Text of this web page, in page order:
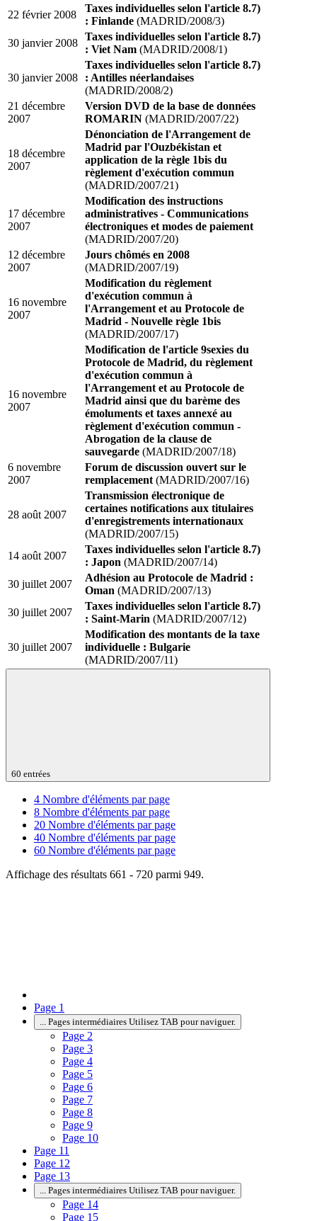
22 février 2008
Taxes individuelles selon l'article 8.7)
: Finlande (MADRID/2008/3)
30 janvier 2008
Taxes individuelles selon l'article 8.7)
: Viet Nam (MADRID/2008/1)
30 janvier 2008
Taxes individuelles selon l'article 8.7)
: Antilles néerlandaises
(MADRID/2008/2)
21 décembre
2007
Version DVD de la base de données
ROMARIN (MADRID/2007/22)
18 décembre
2007
Dénonciation de l'Arrangement de
Madrid par l'Ouzbékistan et
application de la règle 1bis du
règlement d'exécution commun
(MADRID/2007/21)
17 décembre
2007
Modification des instructions
administratives - Communications
électroniques et modes de paiement
(MADRID/2007/20)
12 décembre
2007
Jours chômés en 2008
(MADRID/2007/19)
16 novembre
2007
Modification du règlement
d'exécution commun à
l'Arrangement et au Protocole de
Madrid - Nouvelle règle 1bis
(MADRID/2007/17)
16 novembre
2007
Modification de l'article 9sexies du
Protocole de Madrid, du règlement
d'exécution commun à
l'Arrangement et au Protocole de
Madrid ainsi que du barème des
émoluments et taxes annexé au
règlement d'exécution commun -
Abrogation de la clause de
sauvegarde (MADRID/2007/18)
6 novembre
2007
Forum de discussion ouvert sur le
remplacement (MADRID/2007/16)
28 août 2007
Transmission électronique de
certaines notifications aux titulaires
d'enregistrements internationaux
(MADRID/2007/15)
14 août 2007
Taxes individuelles selon l'article 8.7)
: Japon (MADRID/2007/14)
30 juillet 2007
Adhésion au Protocole de Madrid :
Oman (MADRID/2007/13)
30 juillet 2007
Taxes individuelles selon l'article 8.7)
: Saint-Marin (MADRID/2007/12)
30 juillet 2007
Modification des montants de la taxe
individuelle : Bulgarie
(MADRID/2007/11)
60 entrées
4 Nombre d'éléments par page
8 Nombre d'éléments par page
20 Nombre d'éléments par page
40 Nombre d'éléments par page
60 Nombre d'éléments par page
Affichage des résultats 661 - 720 parmi 949.
Page 1
Pages intermédiaires Utilisez TAB pour naviguer.
Page 2
Page 3
Page 4
Page 5
Page 6
Page 7
Page 8
Page 9
Page 10
Page 11
Page 12
Page 13
Pages intermédiaires Utilisez TAB pour naviguer.
Page 14
Page 15